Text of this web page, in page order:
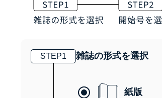
STEP1 雑誌の形式を選択
紙版